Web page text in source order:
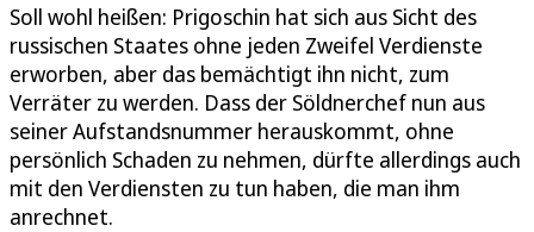
Soll wohl heißen: Prigoschin hat sich aus Sicht des
russischen Staates ohne jeden Zweifel Verdienste
erworben, aber das bemächtigt ihn nicht, zum
Verräter zu werden. Dass der Söldnerchef nun aus
seiner Aufstandsnummer herauskommt, ohne
persönlich Schaden zu nehmen, dürfte allerdings auch
mit den Verdiensten zu tun haben, die man ihm
anrechnet.